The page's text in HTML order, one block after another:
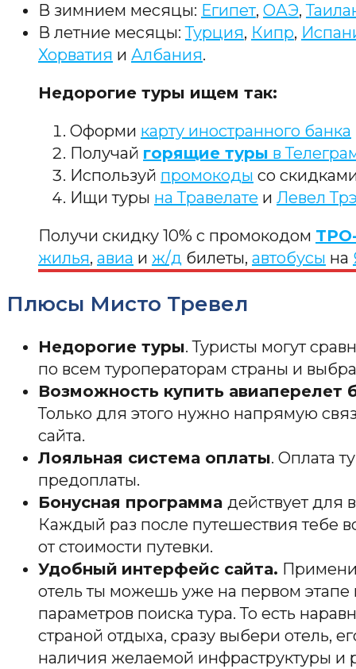
В зимнием месяцы: Египет, ОАЭ,
В летние месяцы:Турция, Кипр,
Хорватия и Албания.
Недорогие туры ищем так:
Оформи карту иностранного банка
Получай горящие туры в
Используй промокоды со
Ищи туры на Травелате и Левел
Получи скидку 10% с промокодом
жилья, авиа и ж/д билеты, автобусы на
Плюсы Мисто Тревел
Недорогие туры. Туристы могут
по всем туроператорам страны и
Возможность купить авиаперелет
Только для этого нужно напрямую
сайта.
Лояльная система оплаты. Оплата
предоплаты.
Бонусная программа действует для
Каждый раз после путешествия тебе
от стоимости путевки.
Удобный интерфейс сайта.
отель ты можешь уже на первом этапе
параметров поиска тура. То есть
страной отдыха, сразу выбери отель,
наличия желаемой инфраструктуры и